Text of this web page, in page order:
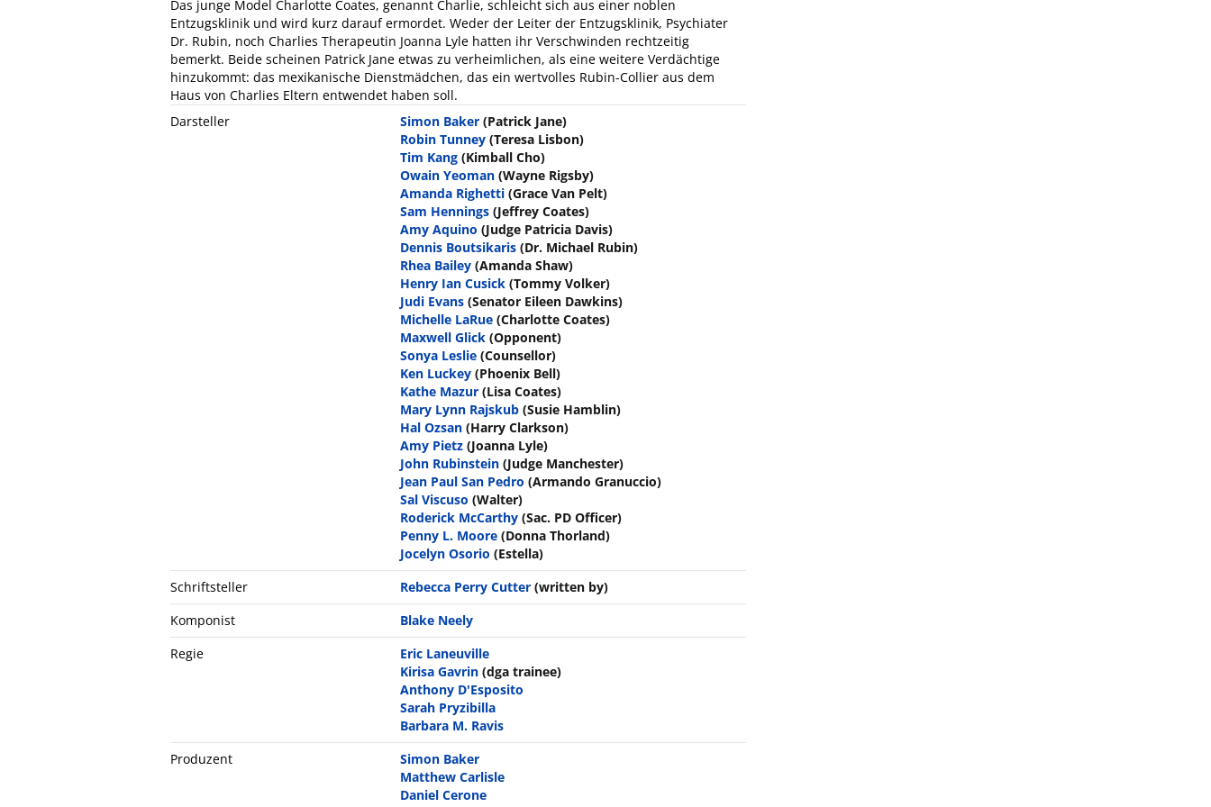
Das junge Model Charlotte Coates, genannt Charlie, schleicht sich aus einer noblen
Entzugsklinik und wird kurz darauf ermordet. Weder der Leiter der Entzugsklinik, Psychiater
Dr. Rubin, noch Charlies Therapeutin Joanna Lyle hatten ihr Verschwinden rechtzeitig
bemerkt. Beide scheinen Patrick Jane etwas zu verheimlichen, als eine weitere Verdächtige
hinzukommt: das mexikanische Dienstmädchen, das ein wertvolles Rubin-Collier aus dem
Haus von Charlies Eltern entwendet haben soll.
Darsteller
Simon Baker (Patrick Jane)
Robin Tunney (Teresa Lisbon)
Tim Kang (Kimball Cho)
Owain Yeoman (Wayne Rigsby)
Amanda Righetti (Grace Van Pelt)
Sam Hennings (Jeffrey Coates)
Amy Aquino (Judge Patricia Davis)
Dennis Boutsikaris (Dr. Michael Rubin)
Rhea Bailey (Amanda Shaw)
Henry Ian Cusick (Tommy Volker)
Judi Evans (Senator Eileen Dawkins)
Michelle LaRue (Charlotte Coates)
Maxwell Glick (Opponent)
Sonya Leslie (Counsellor)
Ken Luckey (Phoenix Bell)
Kathe Mazur (Lisa Coates)
Mary Lynn Rajskub (Susie Hamblin)
Hal Ozsan (Harry Clarkson)
Amy Pietz (Joanna Lyle)
John Rubinstein (Judge Manchester)
Jean Paul San Pedro (Armando Granuccio)
Sal Viscuso (Walter)
Roderick McCarthy (Sac. PD Officer)
Penny L. Moore (Donna Thorland)
Jocelyn Osorio (Estella)
Schriftsteller
Rebecca Perry Cutter (written by)
Komponist
Blake Neely
Regie
Eric Laneuville
Kirisa Gavrin (dga trainee)
Anthony D'Esposito
Sarah Pryzibilla
Barbara M. Ravis
Produzent
Simon Baker
Matthew Carlisle
Daniel Cerone